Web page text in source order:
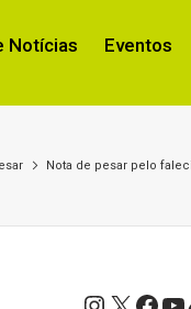
Notícias Eventos
Nota de pesar pelo
X